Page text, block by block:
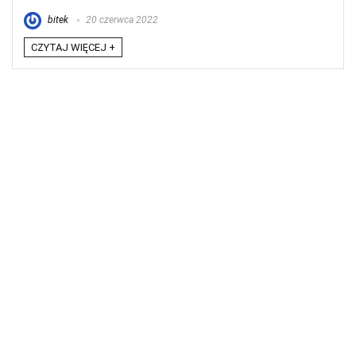
bitek 20 czerwca 2022
CZYTAJ WIĘCEJ +